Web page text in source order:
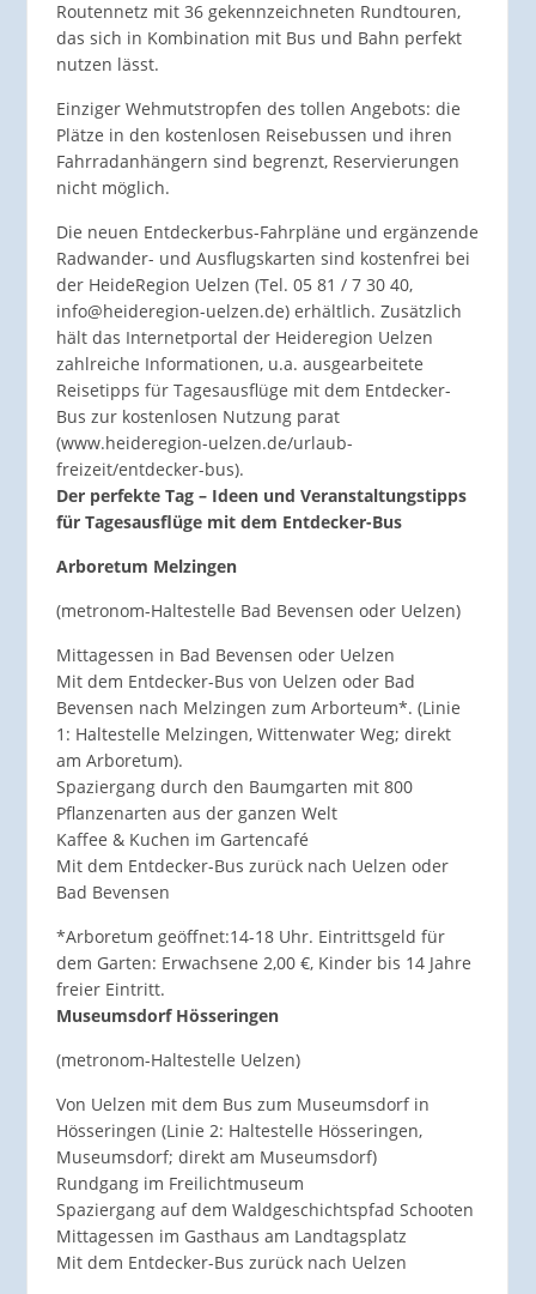
Routennetz mit 36 gekennzeichneten Rundtouren,
das sich in Kombination mit Bus und Bahn perfekt
nutzen lässt.
Einziger Wehmutstropfen des tollen Angebots: die
Plätze in den kostenlosen Reisebussen und ihren
Fahrradanhängern sind begrenzt, Reservierungen
nicht möglich.
Die neuen Entdeckerbus-Fahrpläne und ergänzende
Radwander- und Ausflugskarten sind kostenfrei bei
der HeideRegion Uelzen (Tel. 05 81 / 7 30 40,
info@heideregion-uelzen.de) erhältlich. Zusätzlich
hält das Internetportal der Heideregion Uelzen
zahlreiche Informationen, u.a. ausgearbeitete
Reisetipps für Tagesausflüge mit dem Entdecker-
Bus zur kostenlosen Nutzung parat
(www.heideregion-uelzen.de/urlaub-
freizeit/entdecker-bus).
Der perfekte Tag – Ideen und Veranstaltungstipps
für Tagesausflüge mit dem Entdecker-Bus
Arboretum Melzingen
(metronom-Haltestelle Bad Bevensen oder Uelzen)
Mittagessen in Bad Bevensen oder Uelzen
Mit dem Entdecker-Bus von Uelzen oder Bad
Bevensen nach Melzingen zum Arborteum*. (Linie
1: Haltestelle Melzingen, Wittenwater Weg; direkt
am Arboretum).
Spaziergang durch den Baumgarten mit 800
Pflanzenarten aus der ganzen Welt
Kaffee & Kuchen im Gartencafé
Mit dem Entdecker-Bus zurück nach Uelzen oder
Bad Bevensen
*Arboretum geöffnet:14-18 Uhr. Eintrittsgeld für
dem Garten: Erwachsene 2,00 €, Kinder bis 14 Jahre
freier Eintritt.
Museumsdorf Hösseringen
(metronom-Haltestelle Uelzen)
Von Uelzen mit dem Bus zum Museumsdorf in
Hösseringen (Linie 2: Haltestelle Hösseringen,
Museumsdorf; direkt am Museumsdorf)
Rundgang im Freilichtmuseum
Spaziergang auf dem Waldgeschichtspfad Schooten
Mittagessen im Gasthaus am Landtagsplatz
Mit dem Entdecker-Bus zurück nach Uelzen